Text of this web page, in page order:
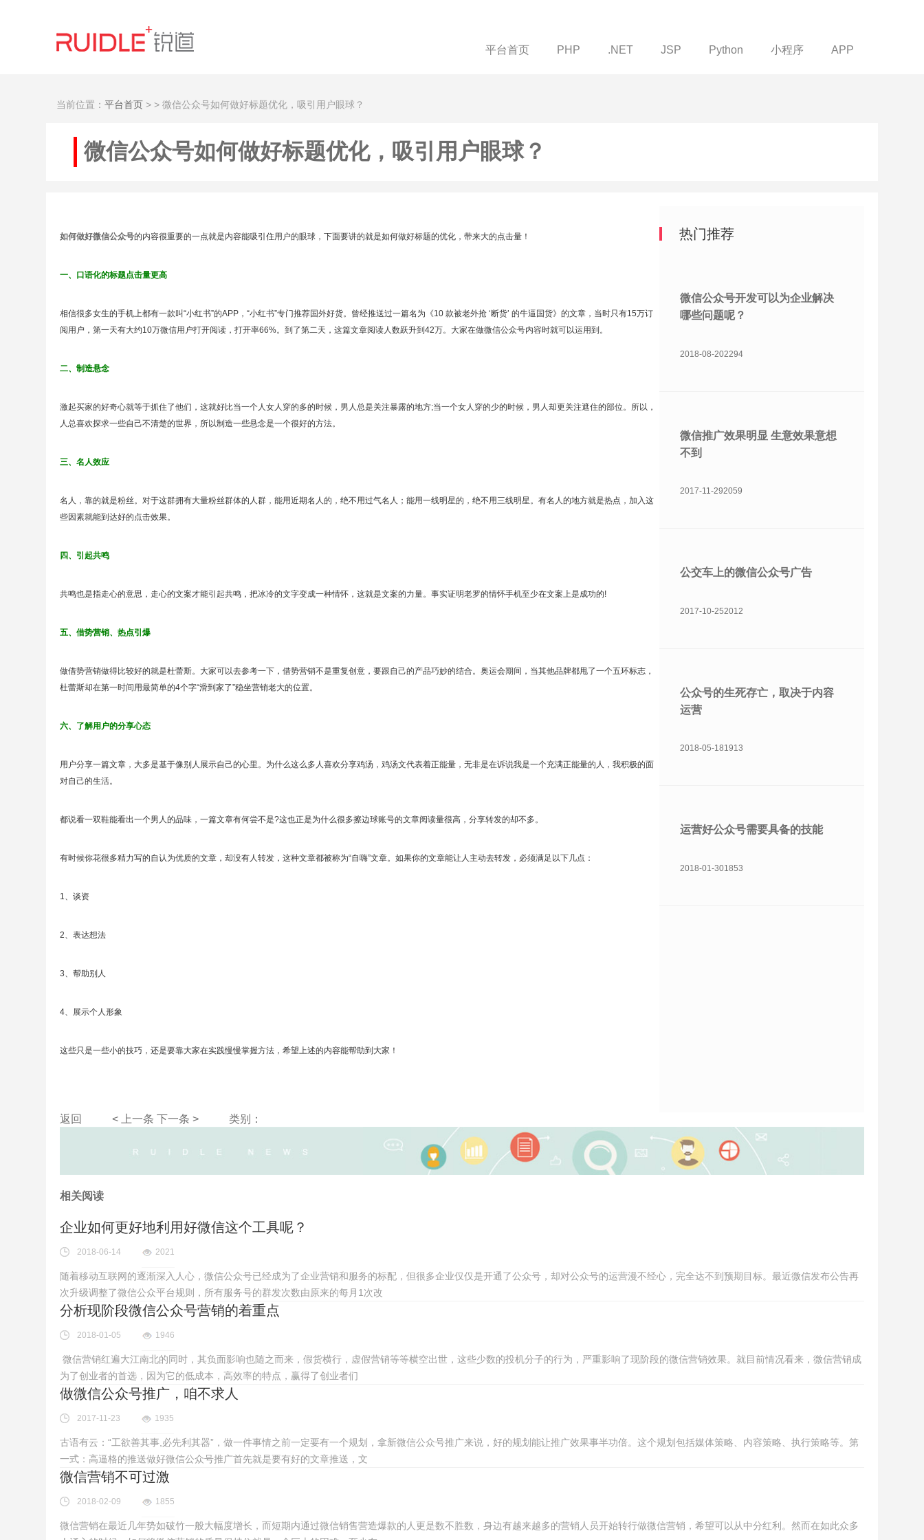
平台首页 PHP .NET JSP Python 小程序 APP
当前位置： 平台首页 > > 微信公众号如何做好标题优化，吸引用户眼球？
微信公众号如何做好标题优化，吸引用户眼球？
热门推荐
微信公众号开发可以为企业解决
哪些问题呢？
2018-08-202294
微信推广效果明显 生意效果意想
不到
2017-11-292059
公交车上的微信公众号广告
2017-10-252012
公众号的生死存亡，取决于内容
运营
2018-05-181913
运营好公众号需要具备的技能
2018-01-301853
如何做好微信公众号的内容很重要的一点就是内容能吸引住用户的眼球，下面要讲的就是如何做好标题的优化，带来大的点击量！
一、口语化的标题点击量更高
相信很多女生的手机上都有一款叫“小红书”的APP，“小红书”专门推荐国外好货。曾经推送过一篇名为《10 款被老外抢 ‘断货’ 的牛逼国货》的文章，当时只有15万订
阅用户，第一天有大约10万微信用户打开阅读，打开率66%。到了第二天，这篇文章阅读人数跃升到42万。大家在做微信公众号内容时就可以运用到。
二、制造悬念
激起买家的好奇心就等于抓住了他们，这就好比当一个人女人穿的多的时候，男人总是关注暴露的地方;当一个女人穿的少的时候，男人却更关注遮住的部位。所以，
人总喜欢探求一些自己不清楚的世界，所以制造一些悬念是一个很好的方法。
三、名人效应
名人，靠的就是粉丝。对于这群拥有大量粉丝群体的人群，能用近期名人的，绝不用过气名人；能用一线明星的，绝不用三线明星。有名人的地方就是热点，加入这
些因素就能到达好的点击效果。
四、引起共鸣
共鸣也是指走心的意思，走心的文案才能引起共鸣，把冰冷的文字变成一种情怀，这就是文案的力量。事实证明老罗的情怀手机至少在文案上是成功的!
五、借势营销、热点引爆
做借势营销做得比较好的就是杜蕾斯。大家可以去参考一下，借势营销不是重复创意，要跟自己的产品巧妙的结合。奥运会期间，当其他品牌都甩了一个五环标志，
杜蕾斯却在第一时间用最简单的4个字“滑到家了”稳坐营销老大的位置。
六、了解用户的分享心态
用户分享一篇文章，大多是基于像别人展示自己的心里。为什么这么多人喜欢分享鸡汤，鸡汤文代表着正能量，无非是在诉说我是一个充满正能量的人，我积极的面
对自己的生活。
都说看一双鞋能看出一个男人的品味，一篇文章有何尝不是?这也正是为什么很多擦边球账号的文章阅读量很高，分享转发的却不多。
有时候你花很多精力写的自认为优质的文章，却没有人转发，这种文章都被称为“自嗨”文章。如果你的文章能让人主动去转发，必须满足以下几点：
1、谈资
2、表达想法
3、帮助别人
4、展示个人形象
这些只是一些小的技巧，还是要靠大家在实践慢慢掌握方法，希望上述的内容能帮助到大家！
返回 < 上一条 下一条 > 类别：
相关阅读
企业如何更好地利用好微信这个工具呢？
2018-06-14 2021
随着移动互联网的逐渐深入人心，微信公众号已经成为了企业营销和服务的标配，但很多企业仅仅是开通了公众号，却对公众号的运营漫不经心，完全达不到预期目标。最近微信发布公告再
次升级调整了微信公众平台规则，所有服务号的群发次数由原来的每月1次改
分析现阶段微信公众号营销的着重点
2018-01-05 1946
微信营销红遍大江南北的同时，其负面影响也随之而来，假货横行，虚假营销等等横空出世，这些少数的投机分子的行为，严重影响了现阶段的微信营销效果。就目前情况看来，微信营销成
为了创业者的首选，因为它的低成本，高效率的特点，赢得了创业者们
做微信公众号推广，咱不求人
2017-11-23 1935
古语有云：“工欲善其事,必先利其器”，做一件事情之前一定要有一个规划，拿新微信公众号推广来说，好的规划能让推广效果事半功倍。这个规划包括媒体策略、内容策略、执行策略等。第
一式：高逼格的推送做好微信公众号推广首先就是要有好的文章推送，文
微信营销不可过激
2018-02-09 1855
微信营销在最近几年势如破竹一般大幅度增长，而短期内通过微信销售营造爆款的人更是数不胜数，身边有越来越多的营销人员开始转行做微信营销，希望可以从中分红利。然而在如此众多